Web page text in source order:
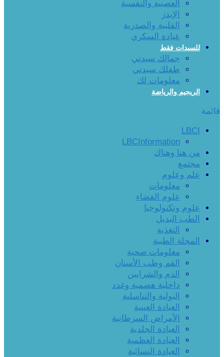
العصبية والنفسية
الإيدز
القلبية والصدرية
عيادة السكري
للسيدات فقط
جمالك سيدتي
طفلك سيدتي
معلومات لك
الريجيم والرياضة
قائمة
LBCI
LBCInformation
من هنا وهناك
مجتمع
علم وعلوم
معلومات
علوم الفضاء
علوم وتكنولوجيا
الطب البديل
التغذية
المجلة الطبية
معلومات صحية
الفم وطب الأسنان
الدم والشرايين
داخلية هضمية وغدد
البولية والتناسلية
العيادة العينية
الأمراض السرطانية
العيادة الجلدية
العيادة العظمية
العيادة النسائية